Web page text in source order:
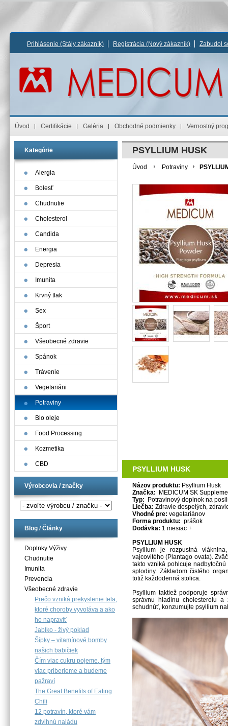
Prihlásenie (Stály zákazník) Registrácia (Nový zákazník) Zabudol
Úvod Certifikácie Galéria Obchodné podmienky Vernostný
Kategórie
Alergia
Bolesť
Chudnutie
Cholesterol
Candida
Energia
Depresia
Imunita
Krvný tlak
Sex
Šport
Všeobecné zdravie
Spánok
Trávenie
Vegetariáni
Potraviny
Bio oleje
Food Processing
Kozmetika
CBD
Výrobcovia / značky
Blog / Články
Doplnky Výživy
Chudnutie
Imunita
Prevencia
Všeobecné zdravie
Prečo vzniká prekyslenie tela,
ktoré choroby vyvoláva a ako
ho napraviť
Jablko - živý poklad
Šípky – vitamínové bomby
našich babičiek
Čím viac cukru pojeme, tým
viac priberieme a budeme
pažraví
The Great Benefits of Eating
Chili
12 potravín, ktoré vám
zdvihnú naládu
PSYLLIUM HUSK
Úvod Potraviny
PSYLLIUM HUSK
Názov produktu: Psyllium Husk
Značka: MEDICUM SK
Typ: Potravinový doplnok na
Liečba: Zdravie dospelých,
Vhodné pre: vegetariánov
Forma produktu: prášok
Dodávka: 1 mesiac +
PSYLLIUM HUSK
Psyllium je rozpustná
vajcovitého (Plantago ovata).
takto vzniká pohlcuje
splodiny. Základom čistého
totiž každodenná stolica.
Psyllium taktiež podporuje
správnu hladinu cholesterolu
schudnúť, konzumujte psyllium